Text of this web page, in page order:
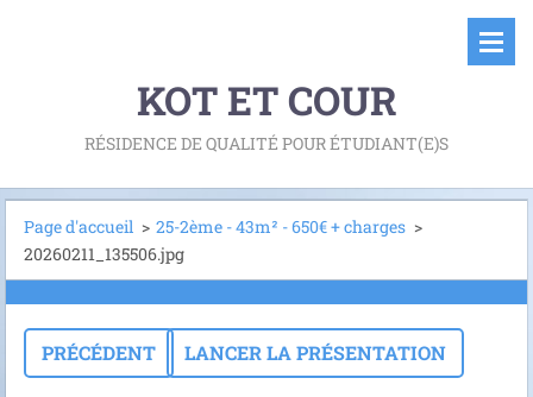
KOT ET COUR
RÉSIDENCE DE QUALITÉ POUR ÉTUDIANT(E)S
Page d'accueil > 25-2ème - 43m² - 650€ + charges >
20260211_135506.jpg
PRÉCÉDENT LANCER LA PRÉSENTATION